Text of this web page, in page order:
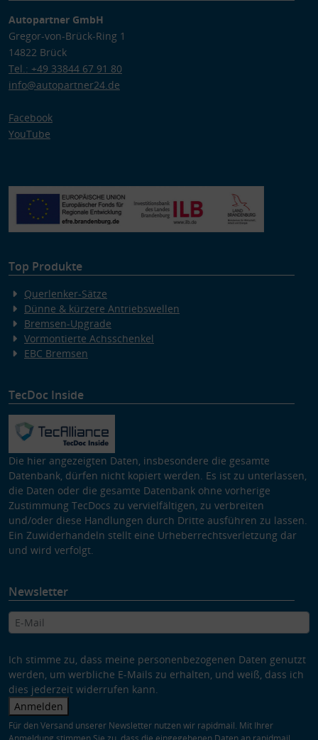
Autopartner GmbH
Gregor-von-Brück-Ring 1
14822 Brück
Tel.: +49 33844 67 91 80
info@autopartner24.de
Facebook
YouTube
Top Produkte
Querlenker-Sätze
Dünne & kürzere Antriebswellen
Bremsen-Upgrade
Vormontierte Achsschenkel
EBC Bremsen
TecDoc Inside
Die hier angezeigten Daten, insbesondere die gesamte
Datenbank, dürfen nicht kopiert werden. Es ist zu unterlassen,
die Daten oder die gesamte Datenbank ohne vorherige
Zustimmung TecDocs zu vervielfältigen, zu verbreiten
und/oder diese Handlungen durch Dritte ausführen zu lassen.
Ein Zuwiderhandeln stellt eine Urheberrechtsverletzung dar
und wird verfolgt.
Newsletter
Ich stimme zu, dass meine personenbezogenen Daten genutzt
werden, um werbliche E-Mails zu erhalten, und weiß, dass ich
dies jederzeit widerrufen kann.
Anmelden
Für den Versand unserer Newsletter nutzen wir rapidmail. Mit Ihrer